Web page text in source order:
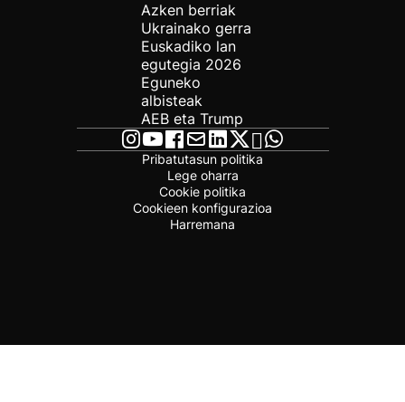
Azken berriak
Ukrainako gerra
Euskadiko lan
egutegia 2026
Eguneko
albisteak
AEB eta Trump
Pribatutasun politika
Lege oharra
Cookie politika
Cookieen konfigurazioa
Harremana